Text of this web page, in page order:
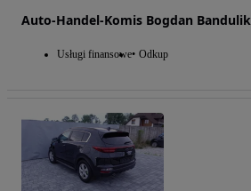
Auto-Handel-Komis Bogdan Bandulik
Usługi finansowe Odkup